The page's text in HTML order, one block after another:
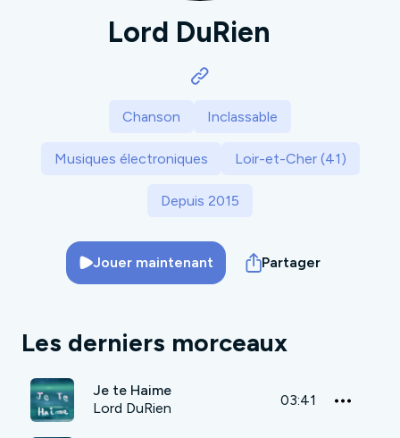
Lord DuRien
Chanson Inclassable
Musiques électroniques Loir-et-Cher (41)
Depuis 2015
Jouer maintenant Partager
Les derniers morceaux
Je te Haime
Lord DuRien
03:41